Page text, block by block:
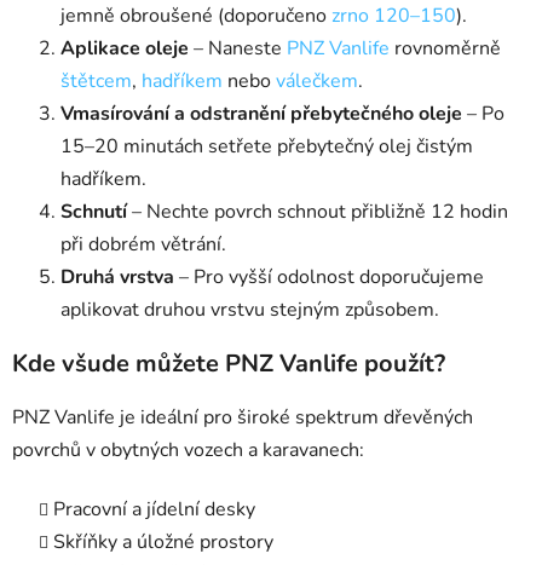
jemně obroušené (doporučeno zrno 120–150).
Aplikace oleje – Naneste PNZ Vanlife rovnoměrně
štětcem, hadříkem neboválečkem.
Vmasírování a odstranění přebytečného oleje – Po
15–20 minutách setřete přebytečný olej čistým
hadříkem.
Schnutí– Nechte povrch schnout přibližně 12 hodin
při dobrém větrání.
Druhá vrstva – Pro vyšší odolnost doporučujeme
aplikovat druhou vrstvu stejným způsobem.
Kde všude můžete PNZ Vanlife použít?
PNZ Vanlife je ideální pro široké spektrum dřevěných
povrchů v obytných vozech a karavanech:
Pracovní a jídelní desky
Skříňky a úložné prostory